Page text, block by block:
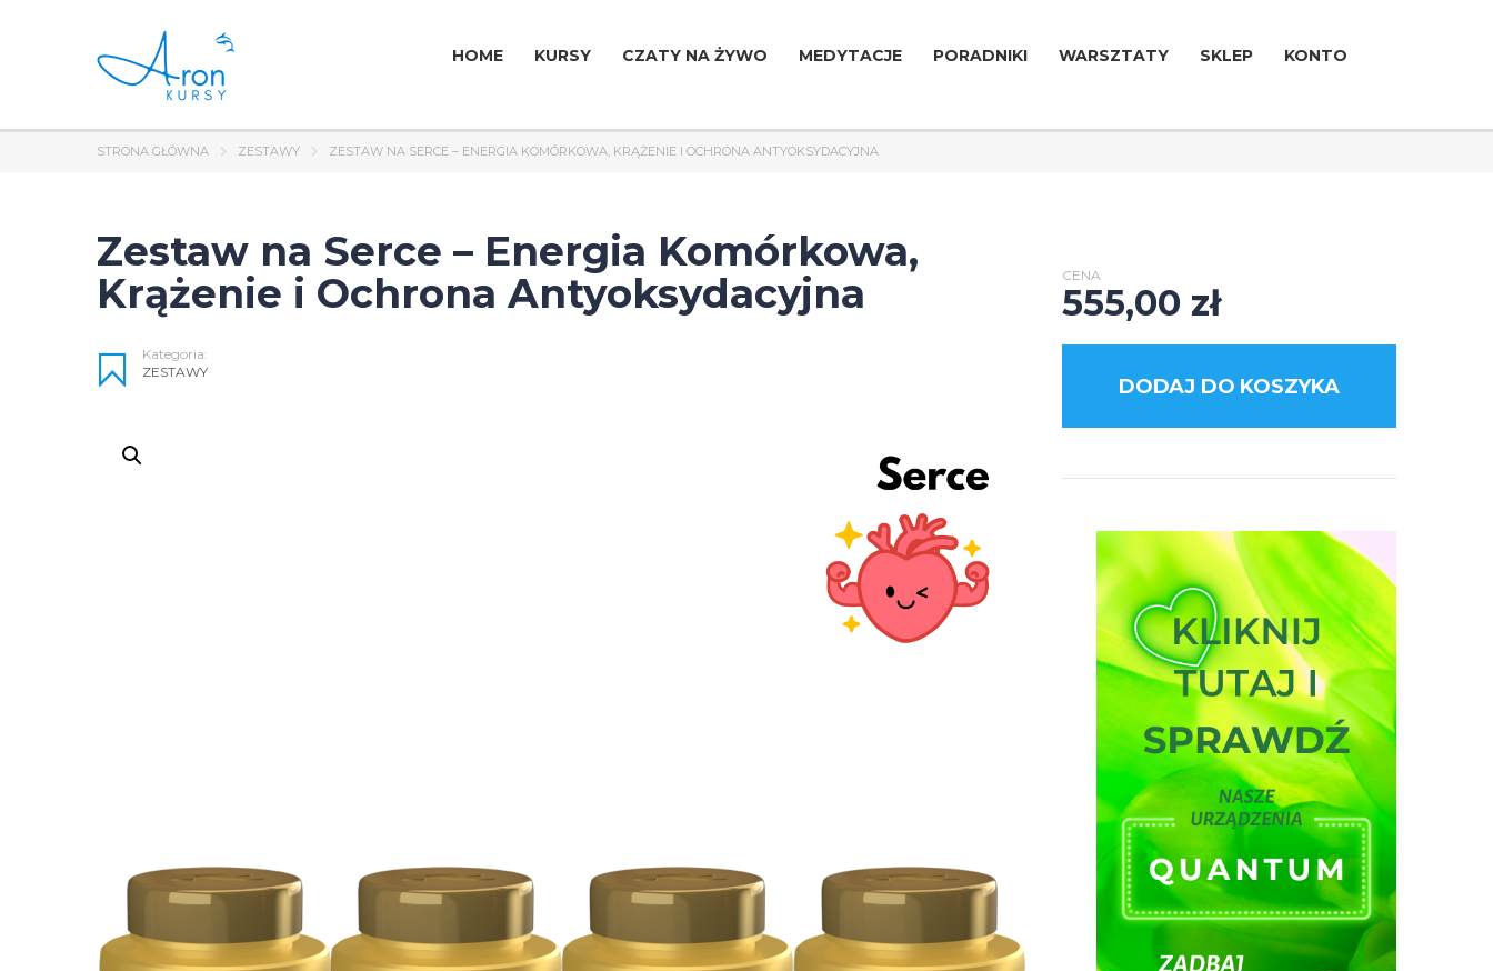
HOME KURSY CZATY NA ŻYWO MEDYTACJE PORADNIKI WARSZTATY SKLEP KONTO
STRONA GŁÓWNA ZESTAWY ZESTAW NA SERCE – ENERGIA KOMÓRKOWA, KRĄŻENIE I OCHRONA ANTYOKSYDACYJNA
Zestaw na Serce – Energia Komórkowa,
Krążenie i Ochrona Antyoksydacyjna
Kategoria:
ZESTAWY
CENA
555,00 zł
DODAJ DO KOSZYKA